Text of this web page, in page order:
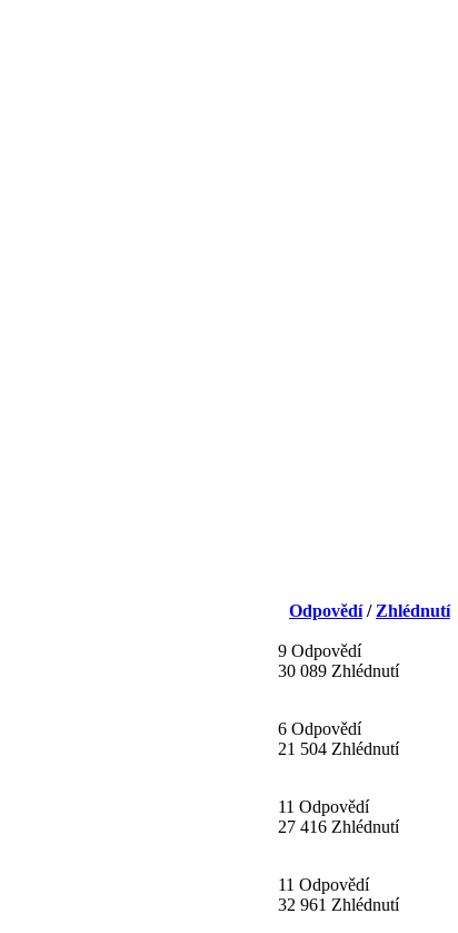
Odpovědí/ Zhlédnutí
9 Odpovědí
30 089 Zhlédnutí
6 Odpovědí
21 504 Zhlédnutí
11 Odpovědí
27 416 Zhlédnutí
11 Odpovědí
32 961 Zhlédnutí